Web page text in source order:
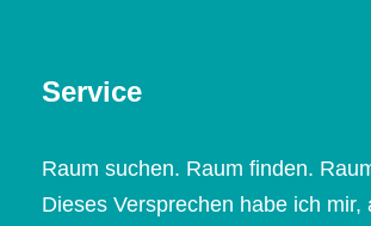
Service
Raum suchen. Raum finden.
Dieses Versprechen habe ich mir,